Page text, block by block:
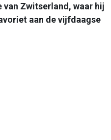
van Zwitserland, waar hij
aan de vijfdaagse